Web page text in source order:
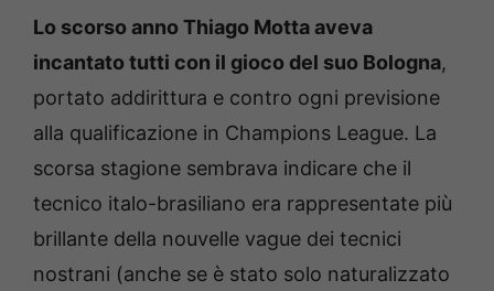
Lo scorso anno Thiago Motta aveva
incantato tutti con il gioco del suo Bologna,
portato addirittura e contro ogni previsione
alla qualificazione in Champions League. La
scorsa stagione sembrava indicare che il
tecnico italo-brasiliano era rappresentate più
brillante della nouvelle vague dei tecnici
nostrani (anche se è stato solo naturalizzato